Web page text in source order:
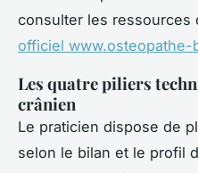
consulter les ressources
officiel
Les quatre piliers
crânien
Le praticien dispose de
selon le bilan et le profil